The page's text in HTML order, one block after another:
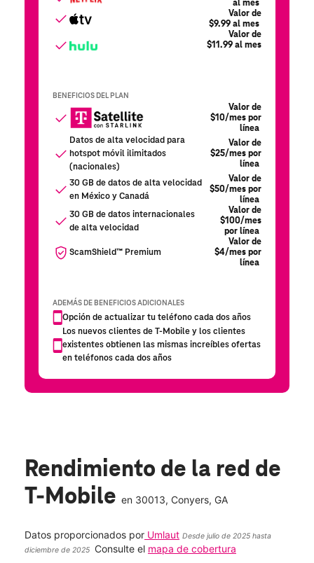
Rendimiento de la red de
T-Mobile en 30013, Conyers, GA
Datos proporcionados por Umlaut Desde julio de 2025 hasta
diciembre de 2025
Consulte el mapa de cobertura